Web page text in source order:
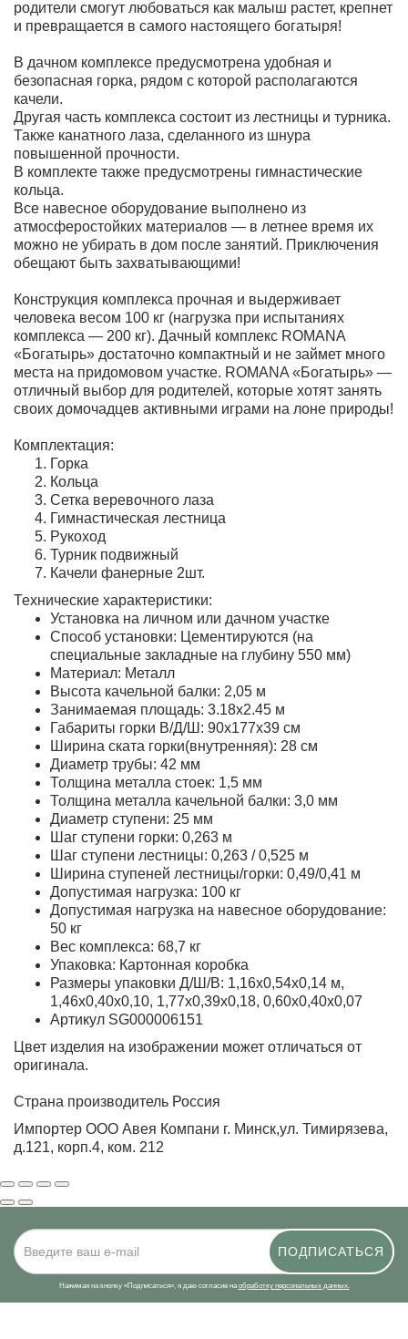
родители cмогут любоваться как малыш растет, крепнет
и превращается в самого настоящего богатыря!
В дачном комплексе предусмотрена удобная и
безопасная горка, рядом с которой располагаются
качели.
Другая часть комплекса состоит из лестницы и турника.
Также канатного лаза, сделанного из шнура
повышенной прочности.
В комплекте также предусмотрены гимнастические
кольца.
Все навесное оборудование выполнено из
атмосферостойких материалов — в летнее время их
можно не убирать в дом после занятий. Приключения
обещают быть захватывающими!
Конструкция комплекса прочная и выдерживает
человека весом 100 кг (нагрузка при испытаниях
комплекса — 200 кг). Дачный комплекс ROMANA
«Богатырь» достаточно компактный и не займет много
места на придомовом участке. ROMANA «Богатырь» —
отличный выбор для родителей, которые хотят занять
своих домочадцев активными играми на лоне природы!
Комплектация:
Горка
Кольца
Сетка веревочного лаза
Гимнастическая лестница
Рукоход
Турник подвижный
Качели фанерные 2шт.
Технические характеристики:
Установка на личном или дачном участке
Способ установки: Цементируются (на
специальные закладные на глубину 550 мм)
Материал: Металл
Высота качельной балки: 2,05 м
Занимаемая площадь: 3.18х2.45 м
Габариты горки В/Д/Ш: 90х177х39 см
Ширина ската горки(внутренняя): 28 см
Диаметр трубы: 42 мм
Толщина металла стоек: 1,5 мм
Толщина металла качельной балки: 3,0 мм
Диаметр ступени: 25 мм
Шаг ступени горки: 0,263 м
Шаг ступени лестницы: 0,263 / 0,525 м
Ширина ступеней лестницы/горки: 0,49/0,41 м
Допустимая нагрузка: 100 кг
Допустимая нагрузка на навесное оборудование:
50 кг
Вес комплекса: 68,7 кг
Упаковка: Картонная коробка
Размеры упаковки Д/Ш/В: 1,16х0,54х0,14 м,
1,46х0,40х0,10, 1,77х0,39х0,18, 0,60х0,40х0,07
Артикул SG000006151
Цвет изделия на изображении может отличаться от
оригинала.
Страна производитель Россия
Импортер ООО Авея Компани г. Минск,ул. Тимирязева,
д.121, корп.4, ком. 212
ПОДПИСАТЬСЯ
Нажимая на кнопку «Подписаться», я даю cогласие наобработку персональных данных.